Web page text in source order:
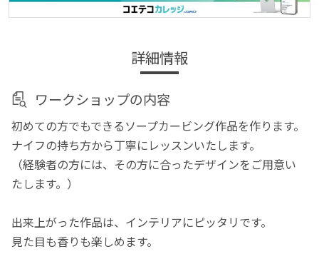
詳細情報
ワークショップの内容
初めての方でもできるソープカービング作品を作ります。
ナイフの持ち方から丁寧にレッスンいたします。
（経験者の方には、その方に合ったデザインをご用意い
たします。）
出来上がった作品は、インテリアにピッタリです。
見た目も香りも楽しめます。